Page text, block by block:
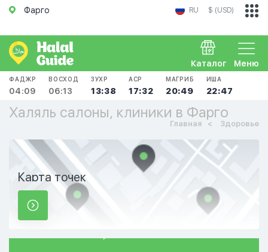
Фарго RU $ (USD)
Меню
Каталог
ФАДЖР
04:09
ВОСХОД
06:13
ЗУХР
13:38
АСР
17:32
МАГРИБ
20:49
ИША
22:47
Халяль салоны, клиники в Фарго
Главная Здоровье
Карта точек